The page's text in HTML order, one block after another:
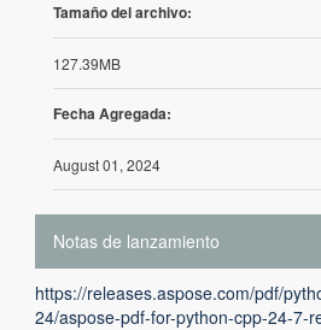
Tamaño del archivo:
127.39MB
Fecha Agregada:
August 01, 2024
Notas de lanzamiento
https://releases.aspose.com/pdf/
24/aspose-pdf-for-python-cpp-24-7-